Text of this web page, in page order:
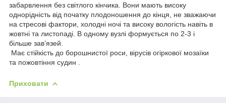
забарвлення без світлого кінчика. Вони мають високу
однорідність від початку плодоношення до кінця, не зважаючи
на стресові фактори, холодні ночі та високу вологість навіть в
жовтні та листопаді. В одному вузлі формується по 2-3 і
більше зав’язей.
Має стійкість до борошнистої роси, вірусів огіркової мозаїки
та пожовтіння судин .
Приховати